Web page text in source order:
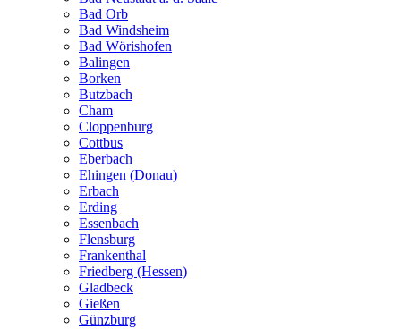
Bad Orb
Bad Windsheim
Bad Wörishofen
Balingen
Borken
Butzbach
Cham
Cloppenburg
Cottbus
Eberbach
Ehingen (Donau)
Erbach
Erding
Essenbach
Flensburg
Frankenthal
Friedberg (Hessen)
Gladbeck
Gießen
Günzburg